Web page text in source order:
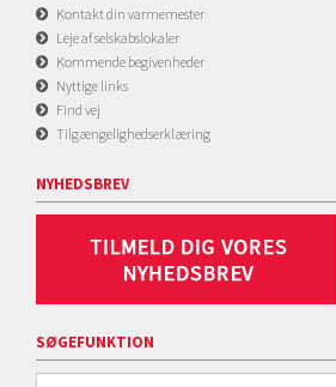
Kontakt din varmemester
Leje af selskabslokaler
Kommende begivenheder
Nyttige links
Find vej
Tilgængelighedserklæring
NYHEDSBREV
SØGEFUNKTION